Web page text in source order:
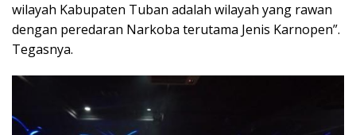
wilayah Kabupaten Tuban adalah wilayah yang rawan
dengan peredaran Narkoba terutama Jenis Karnopen”.
Tegasnya.